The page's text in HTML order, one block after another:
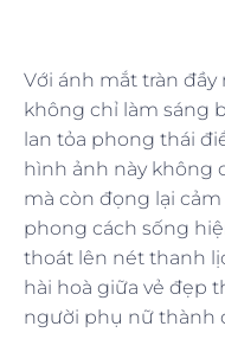
Với ánh mắt tràn
không chỉ làm sáng
lan tỏa phong thái
hình ảnh này không
mà còn đọng lại
phong cách sống
thoát lên nét thanh
hài hoà giữa vẻ đẹp
người phụ nữ thành